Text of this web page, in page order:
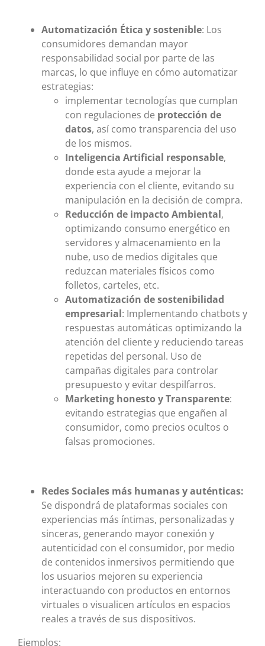
Automatización Ética y sostenible: Los
consumidores demandan mayor
responsabilidad social por parte de las
marcas, lo que influye en cómo automatizar
estrategias:
implementar tecnologías que cumplan
con regulaciones de protección de
datos, así como transparencia del uso
de los mismos.
Inteligencia Artificial responsable,
donde esta ayude a mejorar la
experiencia con el cliente, evitando su
manipulación en la decisión de compra.
Reducción de impacto Ambiental,
optimizando consumo energético en
servidores y almacenamiento en la
nube, uso de medios digitales que
reduzcan materiales físicos como
folletos, carteles, etc.
Automatización de sostenibilidad
empresarial: Implementando chatbots y
respuestas automáticas optimizando la
atención del cliente y reduciendo tareas
repetidas del personal. Uso de
campañas digitales para controlar
presupuesto y evitar despilfarros.
Marketing honesto y Transparente:
evitando estrategias que engañen al
consumidor, como precios ocultos o
falsas promociones.
Redes Sociales más humanas y auténticas:
Se dispondrá de plataformas sociales con
experiencias más íntimas, personalizadas y
sinceras, generando mayor conexión y
autenticidad con el consumidor, por medio
de contenidos inmersivos permitiendo que
los usuarios mejoren su experiencia
interactuando con productos en entornos
virtuales o visualicen artículos en espacios
reales a través de sus dispositivos.
Ejemplos: